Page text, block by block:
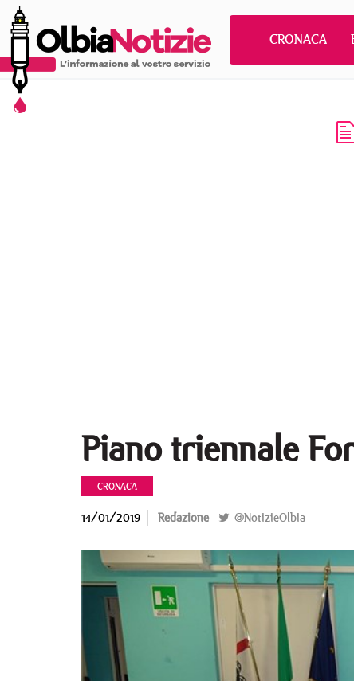
CRONACA
Piano triennale
CRONACA
14/01/2019 Redazione @NotizieOlbia